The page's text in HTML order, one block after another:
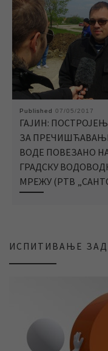
Published 07/05/2017
ГАЈИН:
ЗА
ВОДЕ ПОВЕЗАНО
ГРАДСКУ
МРЕЖУ (РТВ
ИСПИТИВАЊЕ